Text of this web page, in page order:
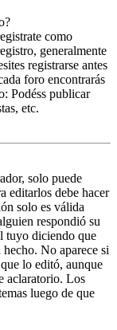
como
generalmente
registrarse antes
foro encontrarás
Podéss publicar
etc.
solo puede
editarlos debe hacer
solo es válida
respondió su
tuyo diciendo que
No aparece si
lo editó, aunque
aclaratorio. Los
luego de que